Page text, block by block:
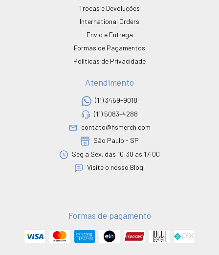
Trocas e Devoluções
International Orders
Envio e Entrega
Formas de Pagamentos
Políticas de Privacidade
Atendimento
(11) 3459-9018
(11) 5083-4288
contato@hsmerch.com
São Paulo - SP
Seg a Sex. das 10:30 as 17:00
Visite o nosso Blog!
Formas de pagamento